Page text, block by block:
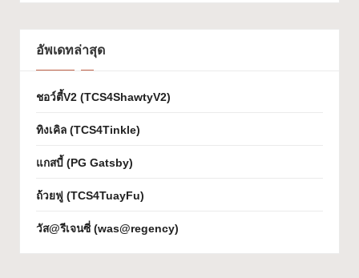
ฟ
อ
น
ต์
ส
ย
ๆ
อัพเดทล่าสุด
ชอว์ตี้V2 (TCS4ShawtyV2)
ทิงเคิล (TCS4Tinkle)
แกสบี้ (PG Gatsby)
ถ้วยฟู (TCS4TuayFu)
วัส@รีเจนซี่ (was@regency)